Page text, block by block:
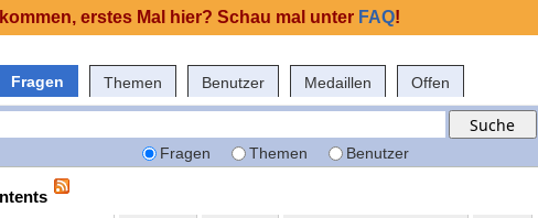
Fragen Themen Benutzer Medaillen Offen
Fragen Themen Benutzer
erstes Mal hier? Schau mal unter FAQ!